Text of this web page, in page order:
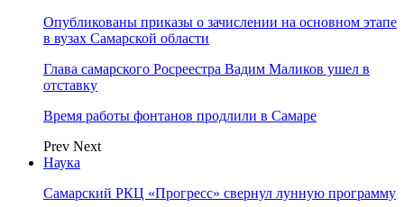
Опубликованы приказы о зачислении на основном этапе
в вузах Самарской области
Глава самарского Росреестра Вадим Маликов ушел в
отставку
Время работы фонтанов продлили в Самаре
Prev Next
Наука
Самарский РКЦ «Прогресс» свернул лунную программу